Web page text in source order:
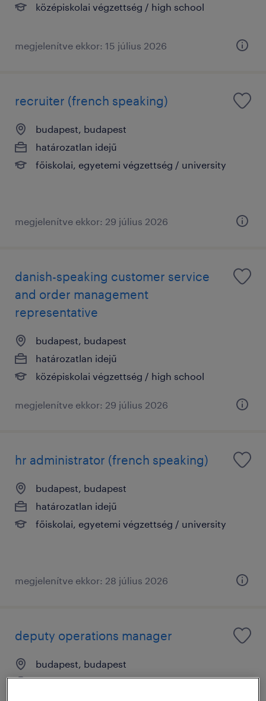
középiskolai végzettség / high school
megjelenítve ekkor: 15 július 2026
recruiter (french speaking)
budapest, budapest
határozatlan idejű
főiskolai, egyetemi végzettség / university
megjelenítve ekkor: 29 július 2026
danish-speaking customer service
and order management
representative
budapest, budapest
határozatlan idejű
középiskolai végzettség / high school
megjelenítve ekkor: 29 július 2026
hr administrator (french speaking)
budapest, budapest
határozatlan idejű
főiskolai, egyetemi végzettség / university
megjelenítve ekkor: 28 július 2026
deputy operations manager
budapest, budapest
határozatlan idejű